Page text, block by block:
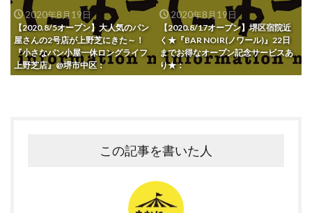
2020年8月19日
【2020.8/5オープン】大人気のパン
屋さんの2号店が上野芝にきた～！
『小さなパン小屋一休ロングライフ
上野芝店』@堺市中区：
2020年8月19日
【2020.8/17オープン】堺区宿院近
く★『BAR NOIR(ノワール)』22日
までお得なオープン記念サービスあ
り★：
この記事を書いた人